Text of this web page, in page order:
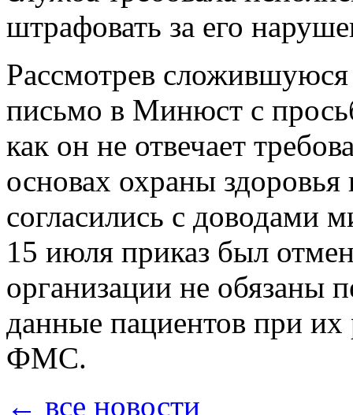
штрафовать за его
Рассмотрев
письмо в Минюст с
как он не отвечает
основах охраны
согласились с доводами
15 июля приказ был
организации не обязаны
данные пациентов при их
ФМС.
← все новости